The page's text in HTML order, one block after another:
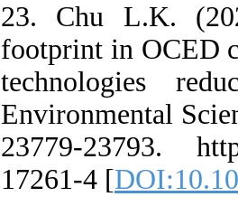
23. Chu L.K.
footprint in OCED
technologies
Environmental
23779-23793.
17261-4 [